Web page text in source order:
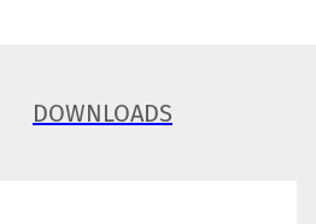
DOWNLOADS